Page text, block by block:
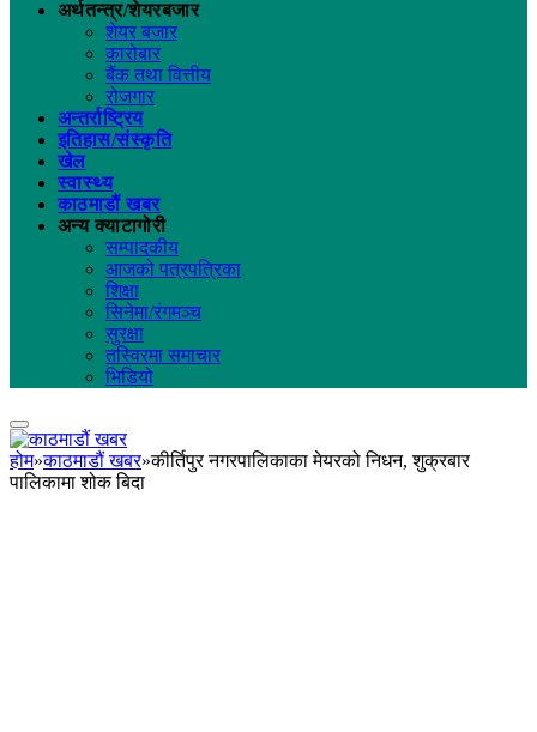
अर्थतन्त्र/शेयरबजार
शेयर बजार
कारोबार
बैंक तथा वित्तीय
रोजगार
अन्तर्राष्ट्रिय
इतिहास/संस्कृति
खेल
स्वास्थ्य
काठमाडौं खबर
अन्य क्याटागोरी
सम्पादकीय
आजको पत्रपत्रिका
शिक्षा
सिनेमा/रंगमञ्च
सुरक्षा
तस्विरमा समाचार
भिडियो
होम»काठमाडौं खबर»कीर्तिपुर नगरपालिकाका मेयरको निधन, शुक्रबार
पालिकामा शोक बिदा